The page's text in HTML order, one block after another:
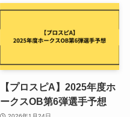
【プロスピA】2025年度ホ
ークスOB第6弾選手予想